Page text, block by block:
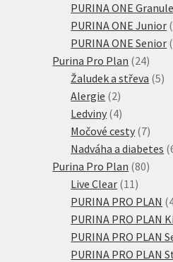
PURINA ONE Granule
PURINA ONE Junior
PURINA ONE Senior
Purina Pro Plan 2424
Žaludek a střeva 55
Alergie 22
produkty
Ledviny 44
produkty
Močové cesty 77
Nadváha a diabetes
Purina Pro Plan 8080
Live Clear 11 11
PURINA PRO PLAN
PURINA PRO PLAN
PURINA PRO PLAN
PURINA PRO PLAN